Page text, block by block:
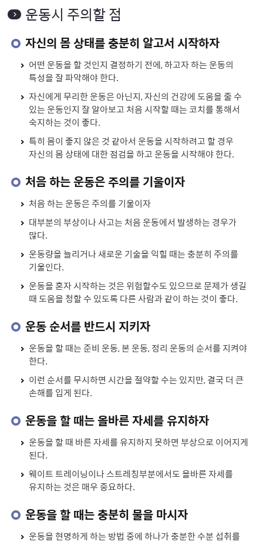
운동시 주의할 점
자신의 몸 상태를 충분히 알고서 시작하자
어떤 운동을 할 것인지 결정하기 전에, 하고자 하는 운동의
특성을 잘 파악해야 한다.
자신에게 무리한 운동은 아닌지, 자신의 건강에 도움을 줄 수
있는 운동인지 잘 알아보고 처음 시작할 때는 코치를 통해서
숙지하는 것이 좋다.
특히 몸이 좋지 않은 것 같아서 운동을 시작하려고 할 경우
자신의 몸 상태에 대한 점검을 하고 운동을 시작해야 한다.
처음 하는 운동은 주의를 기울이자
처음 하는 운동은 주의를 기울이자
대부분의 부상이나 사고는 처음 운동에서 발생하는 경우가
많다.
운동량을 늘리거나 새로운 기술을 익힐 때는 충분히 주의를
기울인다.
운동을 혼자 시작하는 것은 위험할수도 있으므로 문제가 생길
때 도움을 청할 수 있도록 다른 사람과 같이 하는 것이 좋다.
운동 순서를 반드시 지키자
운동을 할 때는 준비 운동, 본 운동, 정리 운동의 순서를 지켜야
한다.
이런 순서를 무시하면 시간을 절약할 수는 있지만, 결국 더 큰
손해를 입게 된다.
운동을 할 때는 올바른 자세를 유지하자
운동을 할 때 바른 자세를 유지하지 못하면 부상으로 이어지게
된다.
웨이트 트레이닝이나 스트레칭부분에서도 올바른 자세를
유지하는 것은 매우 중요하다.
운동을 할 때는 충분히 물을 마시자
운동을 현명하게 하는 방법 중에 하나가 충분한 수분 섭취를